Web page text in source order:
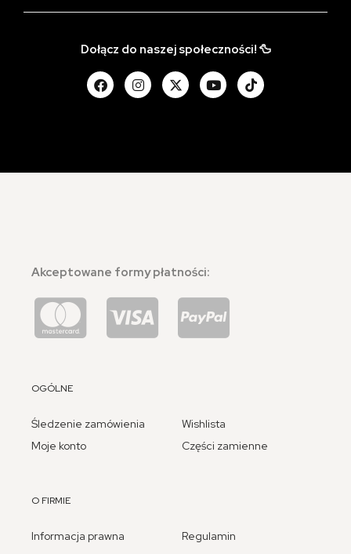
Dołącz do naszej społeczności! 🦆
Akceptowane formy płatności:
OGÓLNE
Śledzenie zamówienia
Moje konto
Wishlista
Części zamienne
O FIRMIE
Informacja prawna
Regulamin